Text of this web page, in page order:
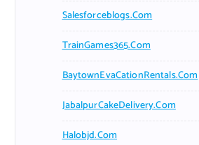
Salesforceblogs.com
TrainGames365.com
BaytownEvaCationRentals.com
JabalpurCakeDelivery.com
Halobjd.com